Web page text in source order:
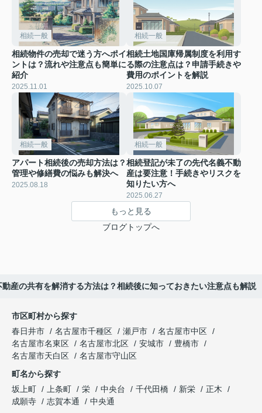
相続一般
相続物件の売却で迷う方へポイ
ントは？流れや注意点も簡単に
紹介
2025.11.01
相続一般
相続土地国庫帰属制度を利用す
る際の注意点は？申請手続きや
費用のポイントを解説
2025.10.07
相続一般
アパート相続後の売却方法は？
管理や修繕費の悩みも解決へ
2025.08.18
相続一般
相続登記が未了の先代名義不動
産は要注意！手続きやリスクを
知りたい方へ
2025.06.27
もっと見る
ブログトップへ
動産の共有を解消する方法は？相続後に知っておきたい注意点も解説
市区町村から探す
春日井市
名古屋市千種区 瀬戸市
名古屋市中区
名古屋市名東区
名古屋市北区 安城市
豊橋市
名古屋市天白区
名古屋市守山区
町名から探す
坂上町
上条町 栄 中央台 千代田橋 新栄
正木
成願寺
志賀本通
中央通